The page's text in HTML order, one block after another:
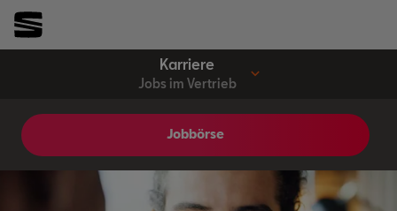
Karriere
Jobs im Vertrieb
Jobbörse